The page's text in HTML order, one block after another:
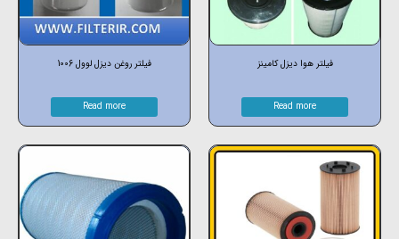
فیلتر هوا دیزل کامینز
Read more
فیلتر روغن دیزل لوول 1006
Read more